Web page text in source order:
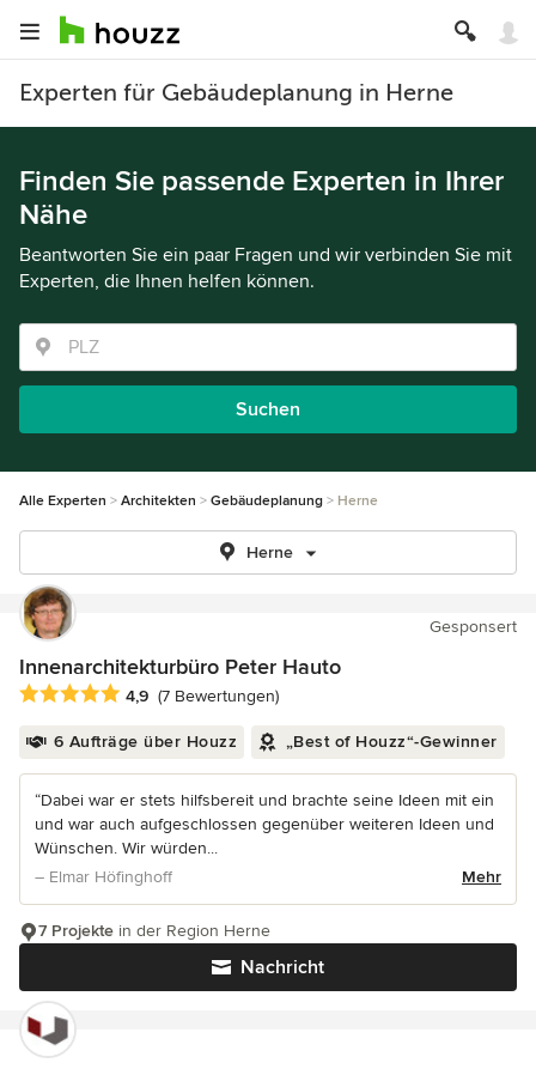
Experten für Gebäudeplanung in Herne
Finden Sie passende Experten in Ihrer
Nähe
Beantworten Sie ein paar Fragen und wir verbinden Sie mit
Experten, die Ihnen helfen können.
Suchen
Alle Experten Architekten Gebäudeplanung Herne
Herne
Gesponsert
Innenarchitekturbüro Peter Hauto
Durchschnittliche Bewertung: 4.9 von 5 Sternen
4,9 (7 Bewertungen)
6 Aufträge über Houzz „Best of Houzz“-Gewinner
“Dabei war er stets hilfsbereit und brachte seine Ideen mit ein
und war auch aufgeschlossen gegenüber weiteren Ideen und
Wünschen. Wir würden...
– Elmar Höfinghoff
Mehr
Nachricht
7 Projekte in der Region Herne